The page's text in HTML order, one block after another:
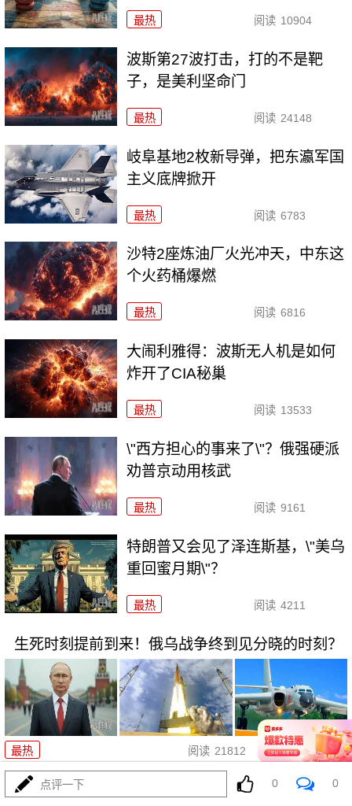
最热 阅读 10904
波斯第27波打击，打的不是靶
子，是美利坚命门
最热 阅读 24148
岐阜基地2枚新导弹，把东瀛军国
主义底牌掀开
最热 阅读 6783
沙特2座炼油厂火光冲天，中东这
个火药桶爆燃
最热 阅读 6816
大闹利雅得：波斯无人机是如何
炸开了CIA秘巢
最热 阅读 13533
\"西方担心的事来了\"？俄强硬派
劝普京动用核武
最热 阅读 9161
特朗普又会见了泽连斯基，\"美乌
重回蜜月期\"？
最热 阅读 4211
生死时刻提前到来！俄乌战争终到见分晓的时刻？
最热 阅读 21812 07-31
巴铁横扫海湾：沙科之后谁会是
点评一下 0 0